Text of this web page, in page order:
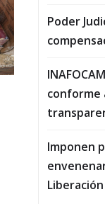
Poder
conforme
Imponen
Liberación